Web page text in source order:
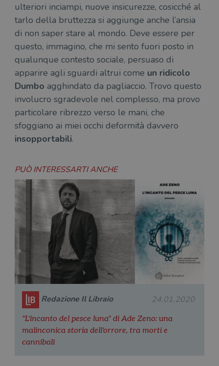
ulteriori inciampi, nuove insicurezze, cosicché al
tarlo della bruttezza si aggiunge anche l’ansia
di non saper stare al mondo. Deve essere per
questo, immagino, che mi sento fuori posto in
qualunque contesto sociale, persuaso di
apparire agli sguardi altrui come un ridicolo
Dumbo agghindato da pagliaccio. Trovo questo
involucro sgradevole nel complesso, ma provo
particolare ribrezzo verso le mani, che
sfoggiano ai miei occhi deformità davvero
insopportabili.
PUÒ INTERESSARTI ANCHE
Redazione Il Libraio 24.01.2020
"L'incanto del pesce luna" di Ade Zeno: una
malinconica storia dell'orrore, tra morti e
cannibali